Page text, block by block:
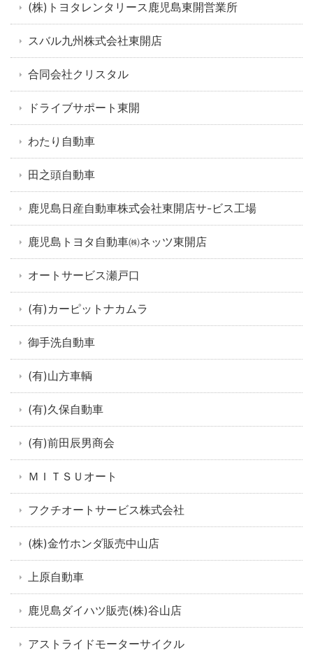
(株)トヨタレンタリース鹿児島東開営業所
スバル九州株式会社東開店
合同会社クリスタル
ドライブサポート東開
わたり自動車
田之頭自動車
鹿児島日産自動車株式会社東開店サ-ビス工場
鹿児島トヨタ自動車㈱ネッツ東開店
オートサービス瀬戸口
(有)カーピットナカムラ
御手洗自動車
(有)山方車輌
(有)久保自動車
(有)前田辰男商会
ＭＩＴＳＵオート
フクチオートサービス株式会社
(株)金竹ホンダ販売中山店
上原自動車
鹿児島ダイハツ販売(株)谷山店
アストライドモーターサイクル